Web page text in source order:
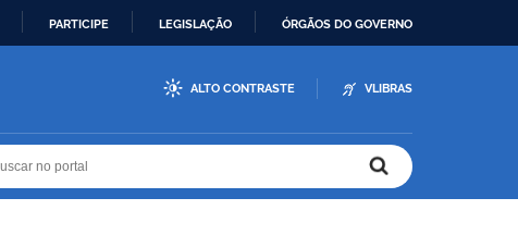
PARTICIPE LEGISLAÇÃO ÓRGÃOS DO GOVERNO
ALTO CONTRASTE VLIBRAS